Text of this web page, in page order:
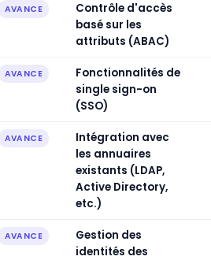
AVANCE
Contrôle d'accès
basé sur les
attributs (ABAC)
AVANCE
Fonctionnalités de
single sign-on
(SSO)
AVANCE
Intégration avec
les annuaires
existants (LDAP,
Active Directory,
etc.)
AVANCE
Gestion des
identités des